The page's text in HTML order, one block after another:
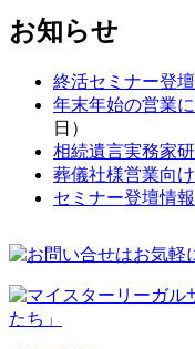
お知らせ
終活セミナー登
年末年始の営業に
日 ）
相続遺言実務家
葬儀社様営業向
セミナー登壇情報